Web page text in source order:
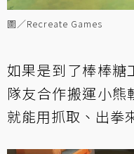
圖／Recreate Games
如果是到了棒棒糖
隊友合作搬運小熊
就能用抓取、出拳